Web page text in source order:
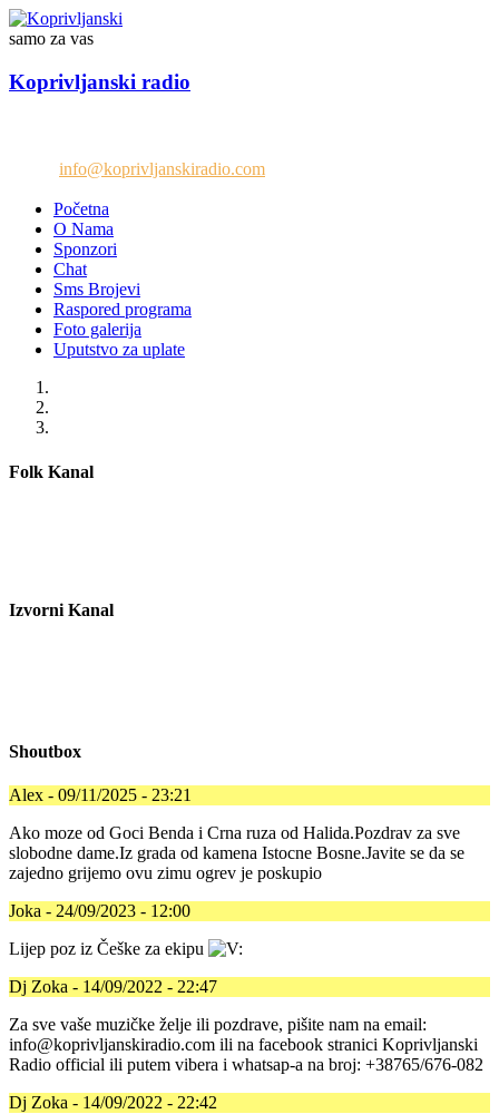
samo za vas
Koprivljanski radio
info@koprivljanskiradio.com
Početna
O Nama
Sponzori
Chat
Sms Brojevi
Raspored programa
Foto galerija
Uputstvo za uplate
Folk Kanal
Izvorni Kanal
Shoutbox
Alex - 09/11/2025 - 23:21
Ako moze od Goci Benda i Crna ruza od Halida.Pozdrav za sve
slobodne dame.Iz grada od kamena Istocne Bosne.Javite se da se
zajedno grijemo ovu zimu ogrev je poskupio
Joka - 24/09/2023 - 12:00
Lijep poz iz Češke za ekipu
Dj Zoka - 14/09/2022 - 22:47
Za sve vaše muzičke želje ili pozdrave, pišite nam na email:
info@koprivljanskiradio.com ili na facebook stranici Koprivljanski
Radio official ili putem vibera i whatsap-a na broj: +38765/676-082
Dj Zoka - 14/09/2022 - 22:42